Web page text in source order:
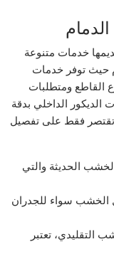
خدمات متنوعة
حيث توفر خدمات
القاطع ومتطلبات
الديكور الداخلي بدقة
تقتصر فقط على تفصيل
الحديثة والتي
الخشب سواء للجدران
التقليدي، تعتبر